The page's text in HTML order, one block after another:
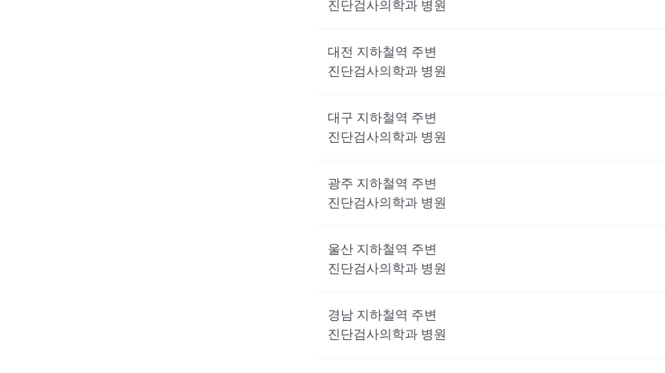
진단검사의학과 병원
대전 지하철역 주변
진단검사의학과 병원
대구 지하철역 주변
진단검사의학과 병원
광주 지하철역 주변
진단검사의학과 병원
울산 지하철역 주변
진단검사의학과 병원
경남 지하철역 주변
진단검사의학과 병원